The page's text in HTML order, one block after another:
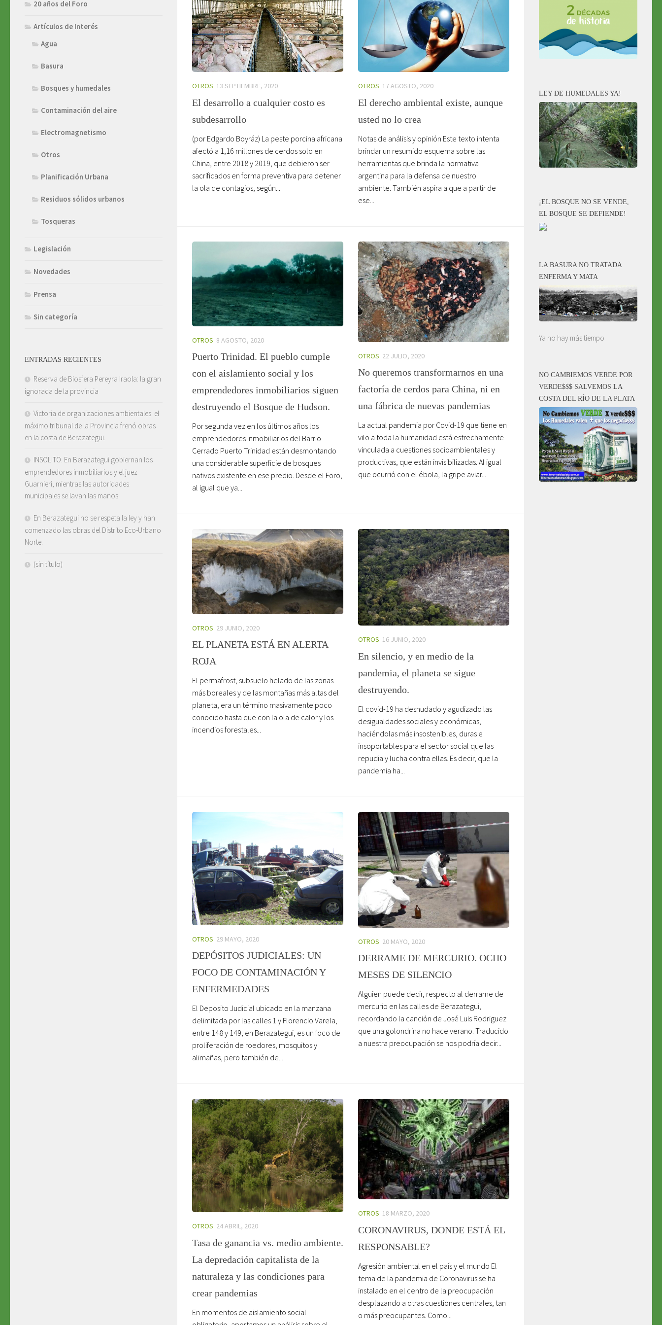
OTROS 13 SEPTIEMBRE, 2020
El desarrollo a cualquier costo es
subdesarrollo
(por Edgardo Boyráz) La peste porcina africana
afectó a 1,16 millones de cerdos solo en
China, entre 2018 y 2019, que debieron ser
sacrificados en forma preventiva para detener
la ola de contagios, según...
OTROS 17 AGOSTO, 2020
El derecho ambiental existe, aunque
usted no lo crea
Notas de análisis y opinión Este texto intenta
brindar un resumido esquema sobre las
herramientas que brinda la normativa
argentina para la defensa de nuestro
ambiente. También aspira a que a partir de
ese...
OTROS 8 AGOSTO, 2020
Puerto Trinidad. El pueblo cumple
con el aislamiento social y los
emprendedores inmobiliarios siguen
destruyendo el Bosque de Hudson.
Por segunda vez en los últimos años los
emprendedores inmobiliarios del Barrio
Cerrado Puerto Trinidad están desmontando
una considerable superficie de bosques
nativos existente en ese predio. Desde el Foro,
al igual que ya...
OTROS 22 JULIO, 2020
No queremos transformarnos en una
factoría de cerdos para China, ni en
una fábrica de nuevas pandemias
La actual pandemia por Covid-19 que tiene en
vilo a toda la humanidad está estrechamente
vinculada a cuestiones socioambientales y
productivas, que están invisibilizadas. Al igual
que ocurrió con el ébola, la gripe aviar...
OTROS 29 JUNIO, 2020
EL PLANETA ESTÁ EN ALERTA
ROJA
El permafrost, subsuelo helado de las zonas
más boreales y de las montañas más altas del
planeta, era un término masivamente poco
conocido hasta que con la ola de calor y los
incendios forestales...
OTROS 16 JUNIO, 2020
En silencio, y en medio de la
pandemia, el planeta se sigue
destruyendo.
El covid-19 ha desnudado y agudizado las
desigualdades sociales y económicas,
haciéndolas más insostenibles, duras e
insoportables para el sector social que las
repudia y lucha contra ellas. Es decir, que la
pandemia ha...
OTROS 29 MAYO, 2020
DEPÓSITOS JUDICIALES: UN
FOCO DE CONTAMINACIÓN Y
ENFERMEDADES
El Deposito Judicial ubicado en la manzana
delimitada por las calles 1 y Florencio Varela,
entre 148 y 149, en Berazategui, es un foco de
proliferación de roedores, mosquitos y
alimañas, pero también de...
OTROS 20 MAYO, 2020
DERRAME DE MERCURIO. OCHO
MESES DE SILENCIO
Alguien puede decir, respecto al derrame de
mercurio en las calles de Berazategui,
recordando la canción de José Luis Rodriguez
que una golondrina no hace verano. Traducido
a nuestra preocupación se nos podría decir...
OTROS 24 ABRIL, 2020
Tasa de ganancia vs. medio ambiente.
La depredación capitalista de la
naturaleza y las condiciones para
crear pandemias
En momentos de aislamiento social
OTROS 18 MARZO, 2020
CORONAVIRUS, DONDE ESTÁ EL
RESPONSABLE?
Agresión ambiental en el país y el mundo El
tema de la pandemia de Coronavirus se ha
instalado en el centro de la preocupación
desplazando a otras cuestiones centrales, tan
o más preocupantes. Como...
20 años del Foro
Artículos de Interés
Agua
Basura
Bosques y humedales
Contaminación del aire
Electromagnetismo
Otros
Planificación Urbana
Residuos sólidos urbanos
Tosqueras
Legislación
Novedades
Prensa
Sin categoría
ENTRADAS RECIENTES
Reserva de Biosfera Pereyra Iraola: la gran
ignorada de la provincia
Victoria de organizaciones ambientales: el
máximo tribunal de la Provincia frenó obras
en la costa de Berazategui.
INSOLITO. En Berazategui gobiernan los
emprendedores inmobiliarios y el juez
Guarnieri, mientras las autoridades
municipales se lavan las manos.
En Berazategui no se respeta la ley y han
comenzado las obras del Distrito Eco-Urbano
Norte.
(sin título)
LEY DE HUMEDALES YA!
¡EL BOSQUE NO SE VENDE,
EL BOSQUE SE DEFIENDE!
LA BASURA NO TRATADA
ENFERMA Y MATA
Ya no hay más tiempo
NO CAMBIEMOS VERDE POR
VERDE$$$ SALVEMOS LA
COSTA DEL RÍO DE LA PLATA